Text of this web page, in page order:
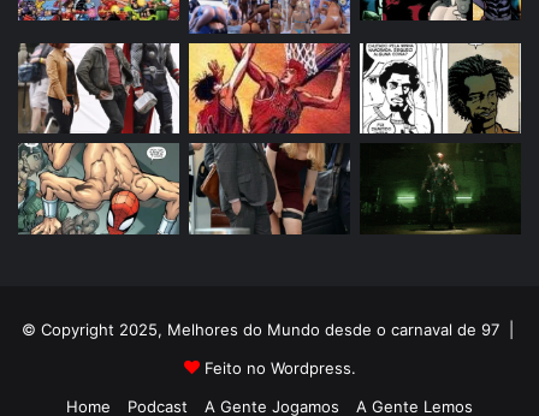
© Copyright 2025, Melhores do Mundo desde o carnaval de 97 |
Feito no Wordpress.
Home
Podcast A Gente Jogamos A Gente Lemos